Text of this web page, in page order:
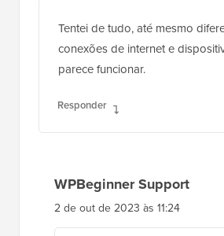
Tentei de tudo, até mesmo
conexões de internet e
parece funcionar.
Responder
WPBeginner Support
2 de out de 2023 às 11:24